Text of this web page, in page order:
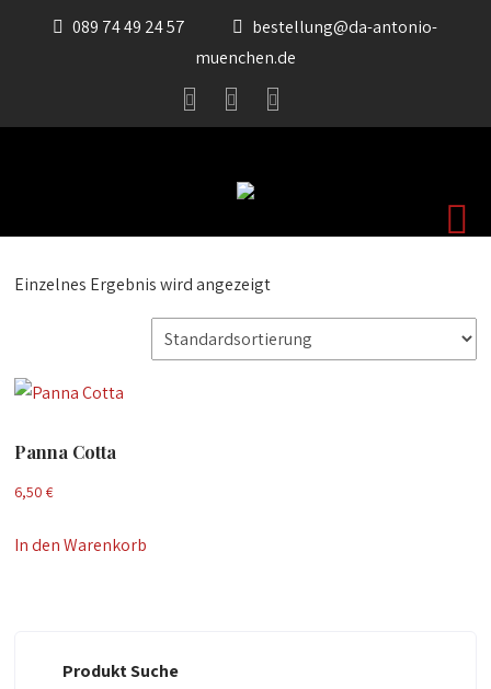
089 74 49 24 57
bestellung@da-antonio-
muenchen.de
Einzelnes Ergebnis wird angezeigt
Panna Cotta
6,50€
In den Warenkorb
Produkt Suche